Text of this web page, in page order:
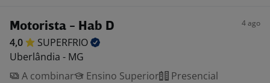
Motorista - Hab D 4 ago
4,0
SUPERFRIO
Uberlândia - MG
A combinar
Ensino Superior Presencial